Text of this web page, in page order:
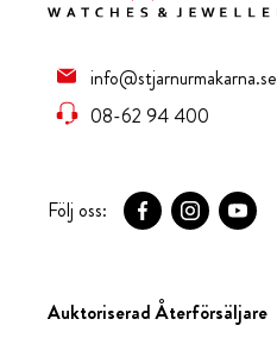
info@stjarnurmakarna.se
08-62 94 400
Följ oss:
Auktoriserad Återförsäljare